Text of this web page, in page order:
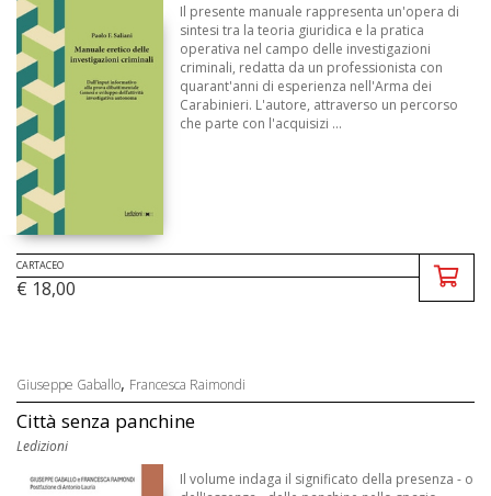
Il presente manuale rappresenta un'opera di
sintesi tra la teoria giuridica e la pratica
operativa nel campo delle investigazioni
criminali, redatta da un professionista con
quarant'anni di esperienza nell'Arma dei
Carabinieri. L'autore, attraverso un percorso
che parte con l'acquisizi ...
CARTACEO
€ 18,00
Giuseppe Gaballo, Francesca Raimondi
Città senza panchine
Ledizioni
Il volume indaga il significato della presenza - o